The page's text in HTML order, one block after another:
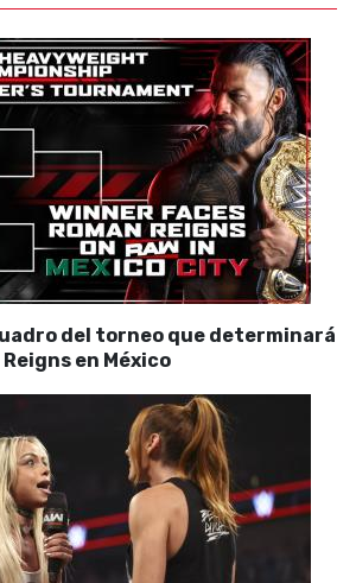
del torneo que determinará
en México